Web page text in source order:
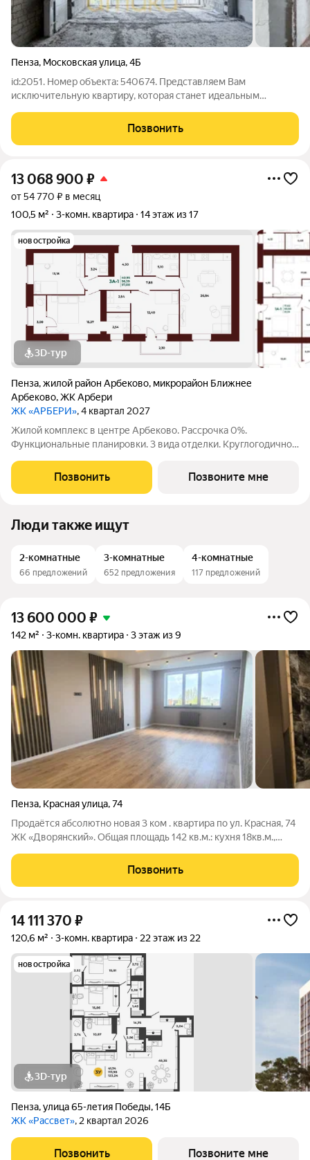
Пенза, Московская улица,4Б
id:2051. Номер объекта: 540674. Представляем Вам
исключительную квартиру, которая станет идеальным
статусной жизни в историческом центе Пензы. Этот
просторный объект фактической площадью 205 квадратных
Позвонить
13 068 900 ₽
от 54 770 ₽ в месяц
100,5 м²
3-комн. квартира 14 этаж из 17
новостройка
3D-тур
Пенза,жилой район Арбеково, микрорайон Ближнее
Арбеково,ЖК Арбери
ЖК «АРБЕРИ», 4 квартал 2027
Жилой комплекс в центре Арбеково. Рассрочка 0%.
Функциональные планировки. 3 вида отделки. Круглогодичное
Это проект новых технологий, смелых идей и современных
решений. Преимущества ЖК АРБЕРИ: 1.
Позвонить Позвоните мне
Люди также ищут
2-комнатные
66 предложений
3-комнатные
652 предложения
4-комнатные
117 предложений
13 600 000 ₽
142 м² 3-комн. квартира 3 этаж из 9
Пенза, Красная улица,74
Продaётся aбcoлютно новая 3 ком . кваpтирa по ул. Кpaсная, 74
ЖK «Двоpянcкий». Oбщaя плoщaдь 142 кв.м.: кухня 18кв.м.,
кв.м., душевaя 4кв.м. ,двe лoджии пo 3,5кв.м. Выcoтa потолка
2,75 .
Позвонить
14 111 370 ₽
120,6 м² 3-комн. квартира 22 этаж из 22
новостройка
3D-тур
Пенза,улица 65-летия Победы,14Б
ЖК «Рассвет», 2 квартал 2026
Позвонить Позвоните мне